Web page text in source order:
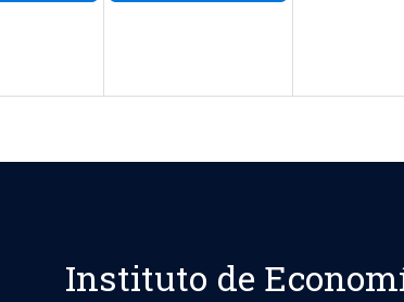
Instituto de